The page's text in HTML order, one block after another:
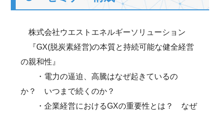
株式会社ウエストエネルギーソリューション
『GX(脱炭素経営)の本質と持続可能な健全経営
の親和性』
・電力の逼迫、高騰はなぜ起きているの
か？ いつまで続くのか？
・企業経営におけるGXの重要性とは？ なぜ